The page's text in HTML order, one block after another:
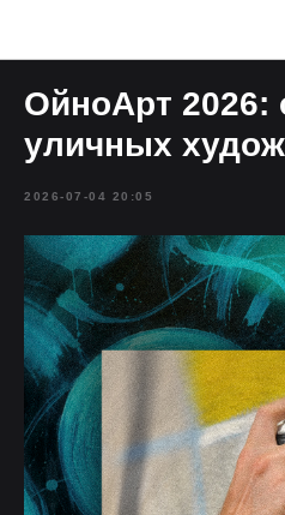
ОйноАрт 2026:
уличных
2026-07-04 20:05